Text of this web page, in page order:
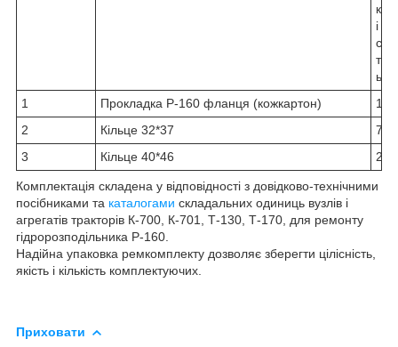
к
і
с
т
ь
1
Прокладка Р-160 фланця (кожкартон)
1
2
Кільце 32*37
7
3
Кільце 40*46 2
Комплектація складена у відповідності з довідково-технічними
посібниками та каталогами складальних одиниць вузлів і
агрегатів тракторів К-700, К-701, Т-130, Т-170, для ремонту
гідророзподільника Р-160.
Надійна упаковка ремкомплекту дозволяє зберегти цілісність,
якість і кількість комплектуючих.
Приховати